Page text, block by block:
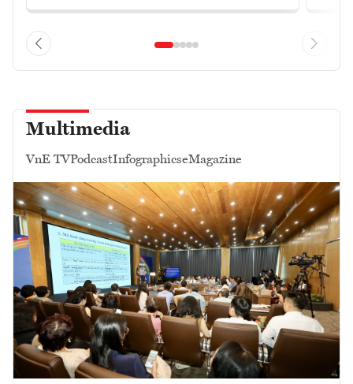
Multimedia
VnE TVPodcastInfographicseMagazine